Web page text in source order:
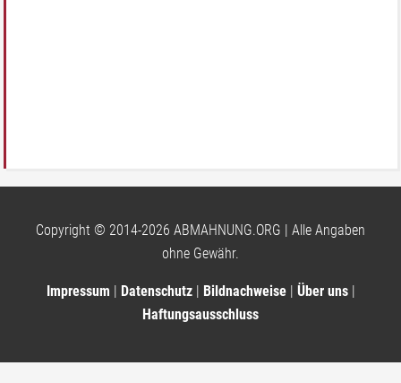
Copyright © 2014-2026 ABMAHNUNG.ORG | Alle Angaben
ohne Gewähr.
Impressum | Datenschutz| Bildnachweise| Über uns|
Haftungsausschluss